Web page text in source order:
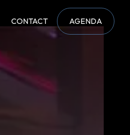
CONTACT AGENDA